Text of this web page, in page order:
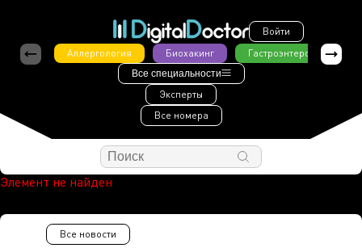
Войти
Аллергология
Биохакинг Гастроэнтерология
Все специальности
Эксперты
Все номера
Элемент не найден
Все новости